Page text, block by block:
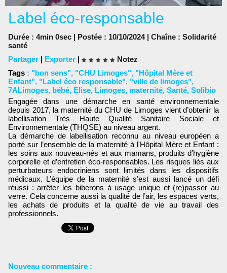
Label éco-responsable
Durée : 4min 0sec | Postée : 10/10/2024 | Chaîne : Solidarité
santé
Partager | Exporter |
Notez
Tags : "bon sens", "CHU Limoges", "Hôpital Mère et
Enfant", "Label éco responsable", "ville de limoges",
7ALimoges, bébé, Elise, Limoges, maternité, Santé, Solibio
Engagée dans une démarche en santé environnementale
depuis 2017, la maternité du CHU de Limoges vient d’obtenir la
labellisation Très Haute Qualité Sanitaire Sociale et
Environnementale (THQSE) au niveau argent.
La démarche de labellisation reconnu au niveau européen a
porté sur l’ensemble de la maternité à l'Hôpital Mère et Enfant :
les soins aux nouveau-nés et aux mamans, produits d’hygiène
corporelle et d’entretien éco-responsables. Les risques liés aux
perturbateurs endocriniens sont limités dans les dispositifs
médicaux. L’équipe de la maternité s’est aussi lancé un défi
réussi : arrêter les biberons à usage unique et (re)passer au
verre. Cela concerne aussi la qualité de l’air, les espaces verts,
les achats de produits et la qualité de vie au travail des
professionnels.
Nouveau commentaire :